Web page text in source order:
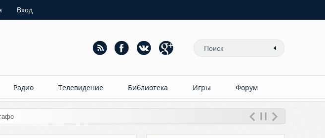
Вход
Радио Телевидение Библиотека Игры Форум